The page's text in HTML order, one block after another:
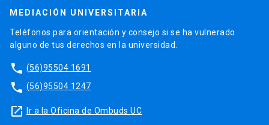
MEDIACIÓN UNIVERSITARIA
Teléfonos para orientación y consejo si se ha vulnerado
alguno de tus derechos en la universidad.
phone (56)95504 1691
phone (56)95504 1247
launch Ir a la Oficina de Ombuds UC